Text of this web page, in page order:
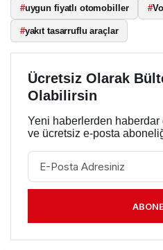
#uygun fiyatlı otomobiller #
#yakıt tasarruflu araçlar
Ücretsiz Olarak
Olabilirsin
Yeni haberlerden haberdar
ve ücretsiz e-posta